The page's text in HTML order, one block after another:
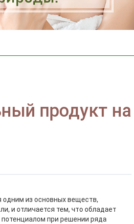
продукт на
одним из основных веществ,
и отличается тем, что обладает
при решении ряда